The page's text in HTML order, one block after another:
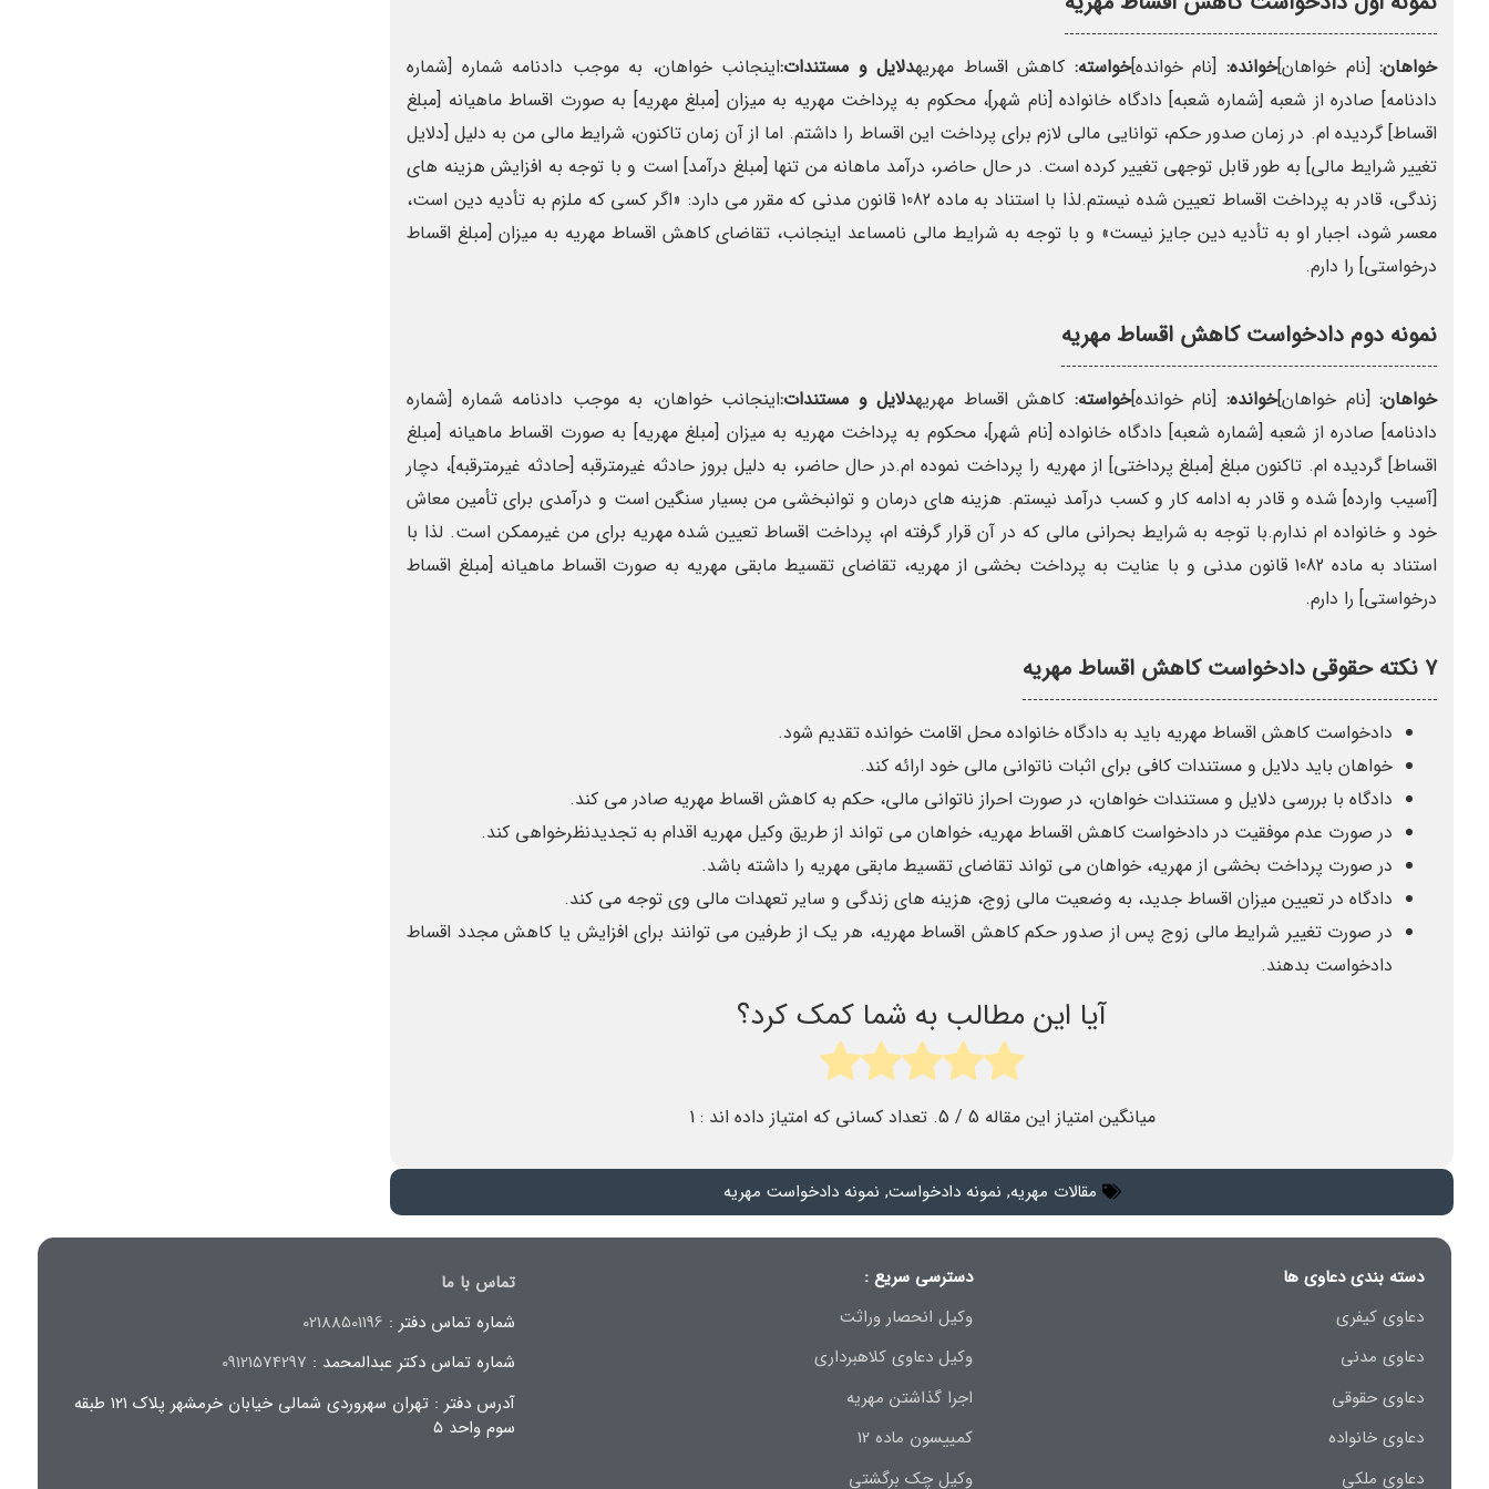
خواهان:[نام خواهان]خوانده: [نام خوانده]خواسته: کاهش اقساط مهریهدلایل و مستندات:اینجانب خواهان، به موجب دادنامه شماره [شماره
دادنامه] صادره از شعبه [شماره شعبه] دادگاه خانواده [نام شهر]، محکوم به پرداخت مهریه به میزان [مبلغ مهریه] به صورت اقساط ماهیانه [مبلغ
اقساط] گردیده ام. در زمان صدور حکم، توانایی مالی لازم برای پرداخت این اقساط را داشتم. اما از آن زمان تاکنون، شرایط مالی من به دلیل [دلایل
تغییر شرایط مالی] به طور قابل توجهی تغییر کرده است. در حال حاضر، درآمد ماهانه من تنها [مبلغ درآمد] است و با توجه به افزایش هزینه های
زندگی، قادر به پرداخت اقساط تعیین شده نیستم.لذا با استناد به ماده 1082 قانون مدنی که مقرر می دارد: «اگر کسی که ملزم به تأدیه دین است،
معسر شود، اجبار او به تأدیه دین جایز نیست» و با توجه به شرایط مالی نامساعد اینجانب، تقاضای کاهش اقساط مهریه به میزان [مبلغ اقساط
درخواستی] را دارم.
نمونه دوم دادخواست کاهش اقساط مهریه
خواهان:[نام خواهان]خوانده: [نام خوانده]خواسته: کاهش اقساط مهریهدلایل و مستندات:اینجانب خواهان، به موجب دادنامه شماره [شماره
دادنامه] صادره از شعبه [شماره شعبه] دادگاه خانواده [نام شهر]، محکوم به پرداخت مهریه به میزان [مبلغ مهریه] به صورت اقساط ماهیانه [مبلغ
اقساط] گردیده ام. تاکنون مبلغ [مبلغ پرداختی] از مهریه را پرداخت نموده ام.در حال حاضر، به دلیل بروز حادثه غیرمترقبه [حادثه غیرمترقبه]، دچار
[آسیب وارده] شده و قادر به ادامه کار و کسب درآمد نیستم. هزینه های درمان و توانبخشی من بسیار سنگین است و درآمدی برای تأمین معاش
خود و خانواده ام ندارم.با توجه به شرایط بحرانی مالی که در آن قرار گرفته ام، پرداخت اقساط تعیین شده مهریه برای من غیرممکن است. لذا با
استناد به ماده 1082 قانون مدنی و با عنایت به پرداخت بخشی از مهریه، تقاضای تقسیط مابقی مهریه به صورت اقساط ماهیانه [مبلغ اقساط
درخواستی] را دارم.
۷ نکته حقوقی دادخواست کاهش اقساط مهریه
دادخواست کاهش اقساط مهریه باید به دادگاه خانواده محل اقامت خوانده تقدیم شود.
خواهان باید دلایل و مستندات کافی برای اثبات ناتوانی مالی خود ارائه کند.
دادگاه با بررسی دلایل و مستندات خواهان، در صورت احراز ناتوانی مالی، حکم به کاهش اقساط مهریه صادر می کند.
در صورت عدم موفقیت در دادخواست کاهش اقساط مهریه، خواهان می تواند از طریق وکیل مهریه اقدام به تجدیدنظرخواهی کند.
در صورت پرداخت بخشی از مهریه، خواهان می تواند تقاضای تقسیط مابقی مهریه را داشته باشد.
دادگاه در تعیین میزان اقساط جدید، به وضعیت مالی زوج، هزینه های زندگی و سایر تعهدات مالی وی توجه می کند.
در صورت تغییر شرایط مالی زوج پس از صدور حکم کاهش اقساط مهریه، هر یک از طرفین می توانند برای افزایش یا کاهش مجدد اقساط
دادخواست بدهند.
آیا این مطالب به شما کمک کرد؟
میانگین امتیاز این مقاله 5 / 5. تعداد کسانی که امتیاز داده اند : 1
مقالات مهریه, نمونه دادخواست, نمونه دادخواست مهریه
دسته بندی دعاوی ها
دعاوی کیفری
دعاوی مدنی
دعاوی حقوقی
دعاوی خانواده
دعاوی ملکی
دسترسی سریع :
وکیل انحصار وراثت
وکیل دعاوی کلاهبرداری
اجرا گذاشتن مهریه
کمییسون ماده 12
وکیل چک برگشتی
تماس با ما
شماره تماس دفتر : 02188501196
شماره تماس دکتر عبدالمحمد : 09121574297
آدرس دفتر : تهران سهروردی شمالی خیابان خرمشهر پلاک ۱۲۱ طبقه
سوم واحد ۵